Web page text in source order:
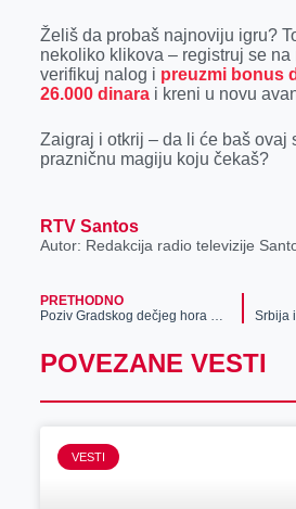
Želiš da probaš najnoviju igru?
nekoliko klikova – registruj se na
verifikuj nalog i preuzmi bonus
26.000 dinarai kreni u novu
Zaigraj i otkrij – da li će baš ovaj
prazničnu magiju koju čekaš?
RTV Santos
Autor: Redakcija radio televizije
PRETHODNO
Poziv Gradskog dečjeg hora Kulturnog centra Zrenjanina – Prijem novih članova
POVEZANE VESTI
VESTI